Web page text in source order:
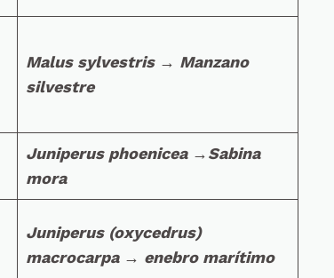
Malus sylvestris → Manzano
silvestre
Juniperus phoenicea →Sabina
mora
Juniperus (oxycedrus)
macrocarpa → enebro marítimo